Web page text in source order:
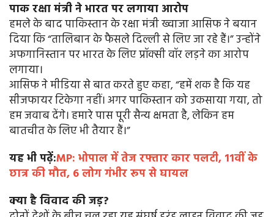
पाक रक्षा मंत्री ने भारत पर लगाया आरोप
हमले के बाद पाकिस्तान के रक्षा मंत्री ख्वाजा आसिफ ने बयान
दिया कि “तालिबान के फैसले दिल्ली से लिए जा रहे हैं।” उन्होंने
अफगानिस्तान पर भारत के लिए प्रॉक्सी वॉर लड़ने का आरोप
लगाया।
आसिफ ने मीडिया से बात करते हुए कहा, “हमें शक है कि यह
सीजफायर टिकेगा नहीं। अगर पाकिस्तान को उकसाया गया, तो
हम जवाब देंगे। हमारे पास पूरी सैन्य क्षमता है, लेकिन हम
बातचीत के लिए भी तैयार हैं।”
यह भी पढ़ें:MP: भोपाल में तेज रफ्तार कार पलटी, 11वीं के
छात्र की मौत, 6 लोग गंभीर रूप से घायल
क्या है विवाद की जड़?